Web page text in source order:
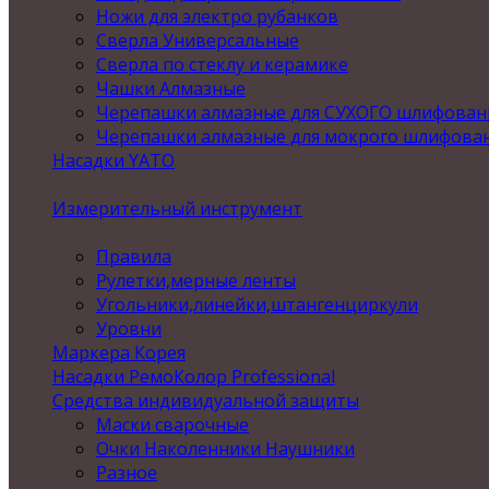
Ножи для электро рубанков
Сверла Универсальные
Сверла по стеклу и керамике
Чашки Алмазные
Черепашки алмазные для СУХОГО
Черепашки алмазные для мокрого
Насадки YATO
Измерительный инструмент
Правила
Рулетки,мерные ленты
Угольники,линейки,штангенциркули
Уровни
Маркера Корея
Насадки РемоКолор Professional
Средства индивидуальной защиты
Маски сварочные
Очки Наколенники Наушники
Разное